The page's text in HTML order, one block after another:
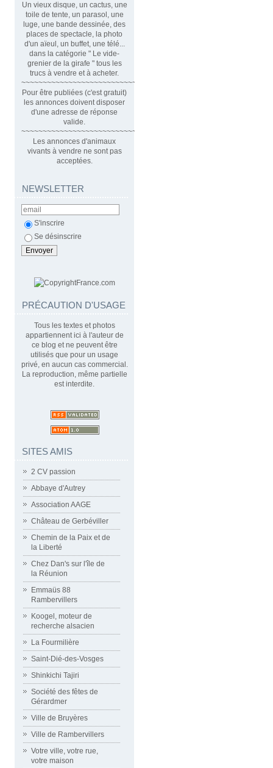
Un vieux disque, un cactus, une
toile de tente, un parasol, une
luge, une bande dessinée, des
places de spectacle, la photo
d'un aïeul, un buffet, une télé...
dans la catégorie " Le vide-
grenier de la girafe " tous les
trucs à vendre et à acheter.
~~~~~~~~~~~~~~~~~~~~~~~~~~~~~~
Pour être publiées (c'est gratuit)
les annonces doivent disposer
d'une adresse de réponse
valide.
~~~~~~~~~~~~~~~~~~~~~~~~~~~~~~~~
Les annonces d'animaux
vivants à vendre ne sont pas
acceptées.
NEWSLETTER
S'inscrire
Se désinscrire
PRÉCAUTION D'USAGE
Tous les textes et photos
appartiennent ici à l'auteur de
ce blog et ne peuvent être
utilisés que pour un usage
privé, en aucun cas commercial.
La reproduction, même partielle
est interdite.
SITES AMIS
2 CV passion
Abbaye d'Autrey
Association AAGE
Château de Gerbéviller
Chemin de la Paix et de
la Liberté
Chez Dan's sur l'île de
la Réunion
Emmaüs 88
Rambervillers
Koogel, moteur de
recherche alsacien
La Fourmilière
Saint-Dié-des-Vosges
Shinkichi Tajiri
Société des fêtes de
Gérardmer
Ville de Bruyères
Ville de Rambervillers
Votre ville, votre rue,
votre maison